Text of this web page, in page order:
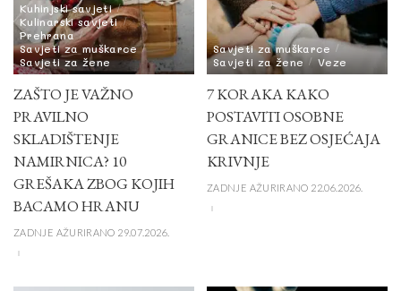
Kuhinjski savjeti
Kulinarski savjeti
Prehrana
Savjeti za muškarce
Savjeti za žene
ZAŠTO JE VAŽNO
PRAVILNO
SKLADIŠTENJE
NAMIRNICA? 10
GREŠAKA ZBOG KOJIH
BACAMO HRANU
ZADNJE AŽURIRANO 29.07.2026.
Savjeti za muškarce
Savjeti za žene
Veze
7 KORAKA KAKO
POSTAVITI OSOBNE
GRANICE BEZ OSJEĆAJA
KRIVNJE
ZADNJE AŽURIRANO 22.06.2026.